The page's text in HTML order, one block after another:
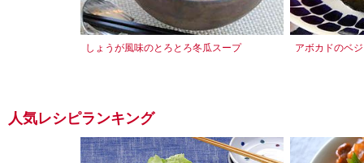
しょうが風味のとろとろ冬瓜スープ アボカドのベ
人気レシピランキング